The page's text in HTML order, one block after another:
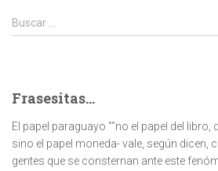
Buscar:
Buscar …
Frasesitas...
El papel paraguayo ”“no el papel del libro,
sino el papel moneda- vale, según dicen,
gentes que se consternan ante este